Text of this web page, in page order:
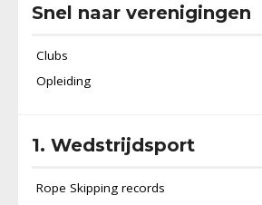
Snel naar verenigingen
Clubs
Opleiding
1. Wedstrijdsport
Rope Skipping records